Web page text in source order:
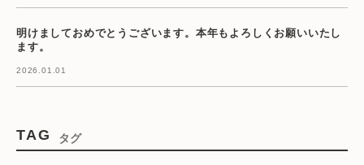
明けましておめでとうございます。本年もよろしくお願いいたし
ます。
2026.01.01
TAG タグ